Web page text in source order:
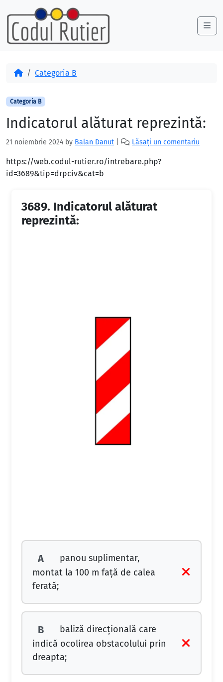
Skip to content
Skip to footer
AcasăCategoria B
Categoria B
Indicatorul alăturat reprezintă:
21 noiembrie 2024 by Balan Danut Lăsați un comentariu
https://web.codul-rutier.ro/intrebare.php?
id=3689&tip=drpciv&cat=b
3689. Indicatorul alăturat
reprezintă:
A
panou suplimentar,
montat la 100 m faţă de calea
ferată;
B
baliză direcţională care
indică ocolirea obstacolului prin
dreapta;